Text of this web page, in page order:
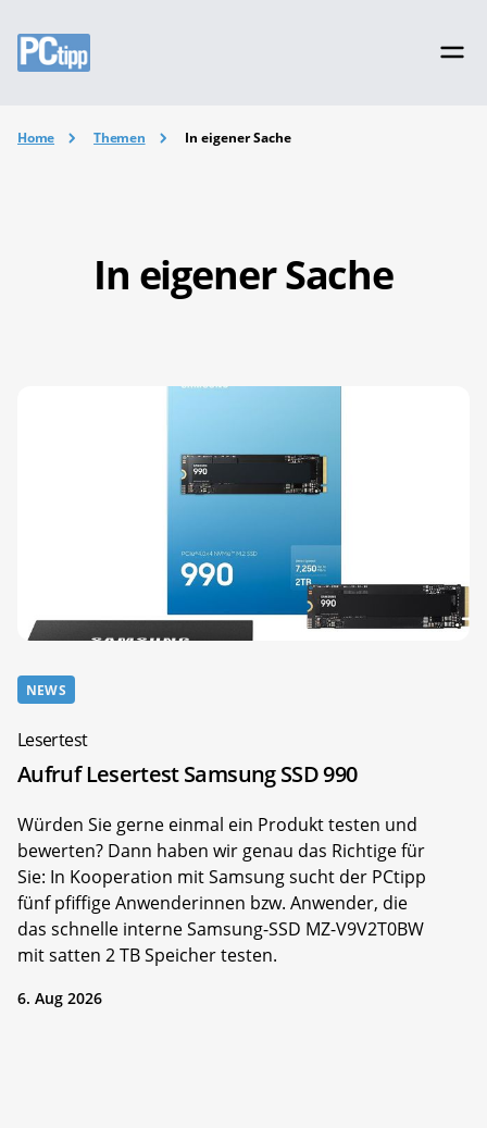
Home Themen In eigener Sache
In eigener Sache
NEWS
Lesertest
Aufruf Lesertest Samsung SSD 990
Würden Sie gerne einmal ein Produkt testen und
bewerten? Dann haben wir genau das Richtige für
Sie: In Kooperation mit Samsung sucht der PCtipp
fünf pfiffige Anwenderinnen bzw. Anwender, die
das schnelle interne Samsung-SSD MZ-V9V2T0BW
mit satten 2 TB Speicher testen.
6. Aug 2026